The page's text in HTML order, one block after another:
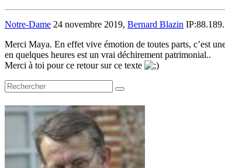
Notre-Dame 24 novembre 2019, Bernard Blazin
Merci Maya. En effet vive émotion de toutes parts, c’est
en quelques heures est un vrai déchirement patrimonial..
Merci à toi pour ce retour sur ce texte